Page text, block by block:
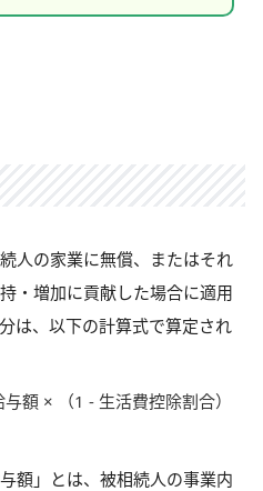
人の家業に無償、またはそれ
・増加に貢献した場合に適用
は、以下の計算式で算定され
額 × （1 - 生活費控除割合）
額」とは、被相続人の事業内